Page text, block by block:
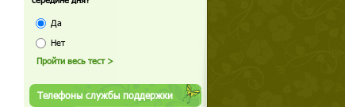
Да
Нет
Телефоны службы поддержки